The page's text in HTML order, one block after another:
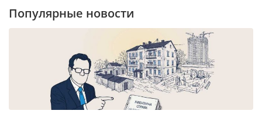
Популярные новости